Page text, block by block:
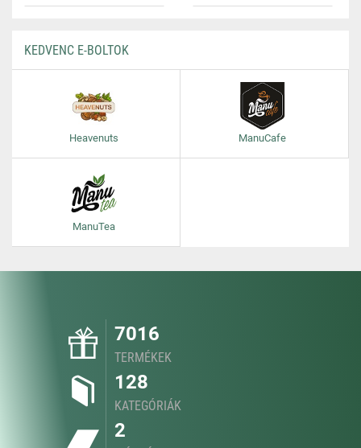
KEDVENC E-BOLTOK
Heavenuts ManuCafe
ManuTea
7016
TERMÉKEK
128
KATEGÓRIÁK
2